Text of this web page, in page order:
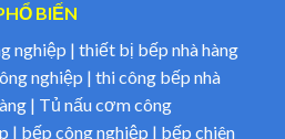
BIẾN
nghiệp | thiết bị bếp nhà hàng
nghiệp | thi công bếp nhà
| Tủ nấu cơm công
| bếp công nghiệp | bếp chiên